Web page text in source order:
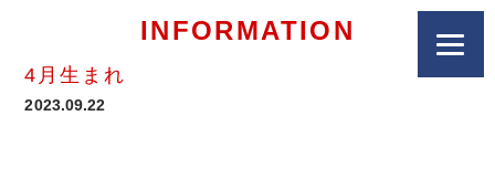
INFORMATION
4月生まれ
2023.09.22